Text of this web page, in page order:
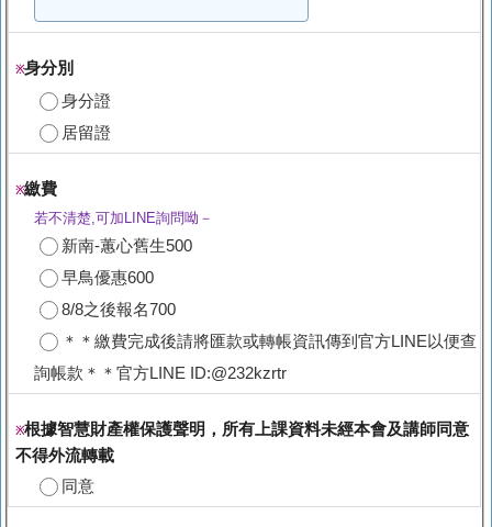
※身分別
身分證
居留證
※繳費
若不清楚,可加LINE詢問呦－
新南-蕙心舊生500
早鳥優惠600
8/8之後報名700
＊＊繳費完成後請將匯款或轉帳資訊傳到官方LINE以便查
詢帳款＊＊官方LINE ID:@232kzrtr
※根據智慧財產權保護聲明，所有上課資料未經本會及講師同意
不得外流轉載
同意